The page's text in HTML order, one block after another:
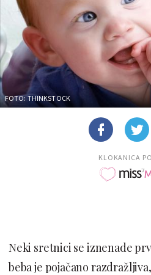
FOTO: THINKSTOCK
KLOKANICA
Neki sretnici se iznenade
beba je pojačano